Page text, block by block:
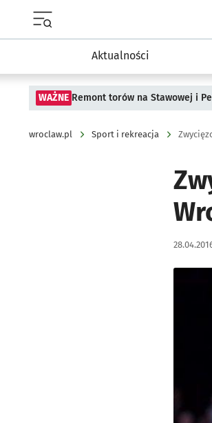
Aktualności
WAŻNE Remont torów na Stawowej i
wroclaw.pl Sport i rekreacja
Data